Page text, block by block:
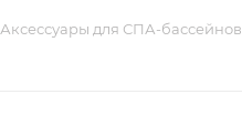
Аксессуары для СПА-бассейнов